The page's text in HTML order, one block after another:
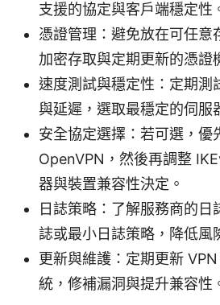
支援的協定與客戶端穩定性
憑證管理：避免放在可任意
加密存取與定期更新的憑證
速度測試與穩定性：定期測
與延遲，選取最穩定的伺服
安全協定選擇：若可選，優
OpenVPN，然後再調整
器與裝置兼容性決定。
日誌策略：了解服務商的日
誌或最小日誌策略，降低風
更新與維護：定期更新
統，修補漏洞與提升兼容性